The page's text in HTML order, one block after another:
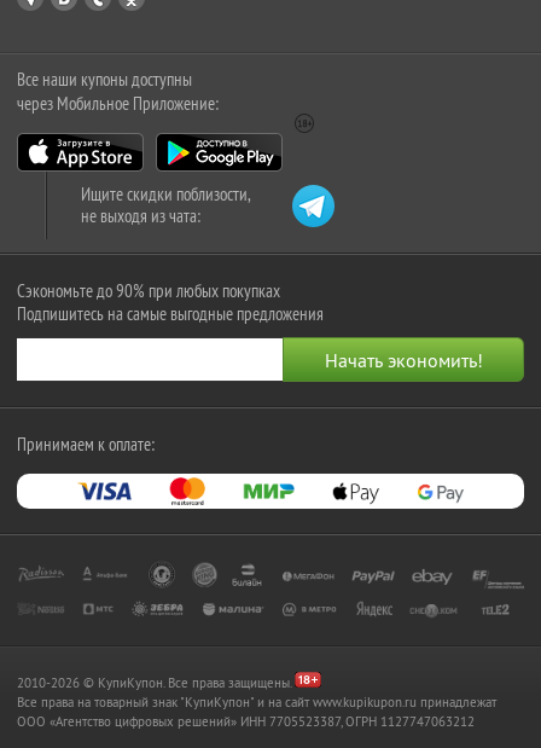
Все наши купоны доступны
через Мобильное Приложение:
Ищите скидки поблизости,
не выходя из чата:
Сэкономьте до 90% при любых покупках
Подпишитесь на самые выгодные предложения
Принимаем к оплате:
2010-2026 © КупиКупон. Все права защищены.
Все права на товарный знак "КупиКупон" и на сайт www.kupikupon.ru принадлежат
OOO «Агентство цифровых решений» ИНН 7705523387, ОГРН 1127747063212